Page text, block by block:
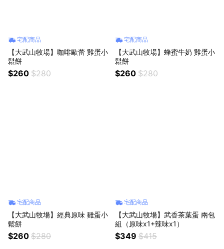
宅配商品
【大武山牧場】咖啡歐蕾 雞蛋小
鬆餅
$260 $280
宅配商品
【大武山牧場】蜂蜜牛奶 雞蛋小
鬆餅
$260 $280
宅配商品
【大武山牧場】經典原味 雞蛋小
鬆餅
$260 $280
宅配商品
【大武山牧場】武香茶葉蛋 兩包
組（原味x1+辣味x1）
$349 $415